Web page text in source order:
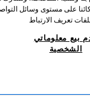
حريري.
على مستوى وسائل
تعريف الارتباط
بيع معلوماتي
الشخصية